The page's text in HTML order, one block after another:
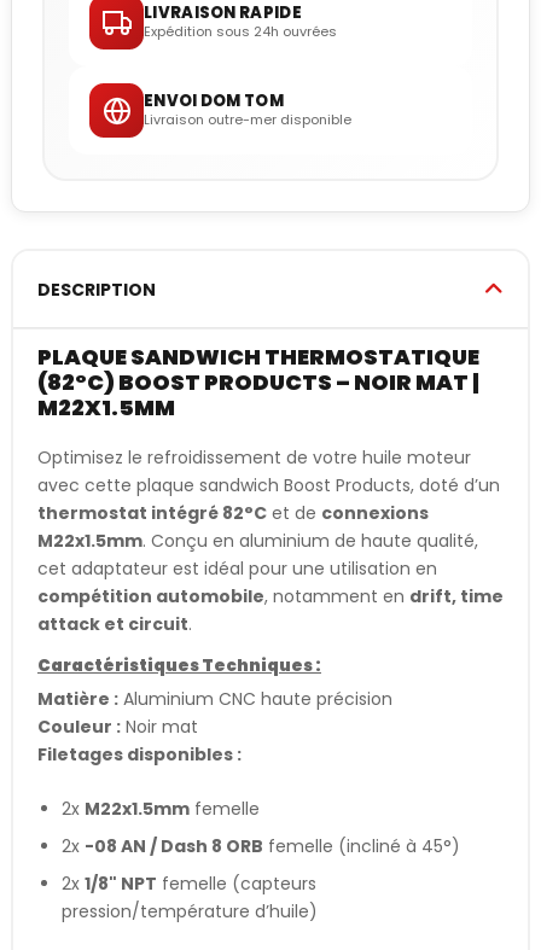
LIVRAISON RAPIDE
Expédition sous 24h ouvrées
ENVOI DOM TOM
Livraison outre-mer disponible
DESCRIPTION
PLAQUE SANDWICH THERMOSTATIQUE
(82°C) BOOST PRODUCTS – NOIR MAT |
M22X1.5MM
Optimisez le refroidissement de votre huile moteur
avec cette plaque sandwich Boost Products, doté d’un
thermostat intégré 82°C et de connexions
M22x1.5mm. Conçu en aluminium de haute qualité,
cet adaptateur est idéal pour une utilisation en
compétition automobile, notamment en drift, time
attack et circuit.
Caractéristiques Techniques :
Matière : Aluminium CNC haute précision
Couleur : Noir mat
Filetages disponibles :
2x M22x1.5mm femelle
2x -08 AN / Dash 8 ORB femelle (incliné à 45°)
2x 1/8" NPT femelle (capteurs
pression/température d’huile)